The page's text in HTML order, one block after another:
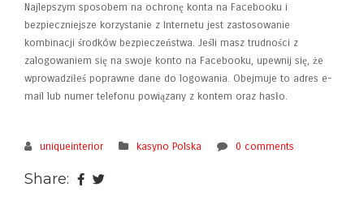
Najlepszym sposobem na ochronę konta na Facebooku i
bezpieczniejsze korzystanie z Internetu jest zastosowanie
kombinacji środków bezpieczeństwa. Jeśli masz trudności z
zalogowaniem się na swoje konto na Facebooku, upewnij się, że
wprowadziłeś poprawne dane do logowania. Obejmuje to adres e-
mail lub numer telefonu powiązany z kontem oraz hasło.
uniqueinterior kasyno Polska 0 comments
Share: